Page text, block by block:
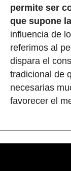
permite ser
que supone
influencia de
referimos al
dispara el
tradicional de
necesarias
favorecer el